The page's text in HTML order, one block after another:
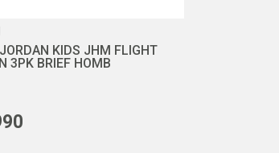
KIDS JHM FLIGHT
3PK BRIEF HOMB